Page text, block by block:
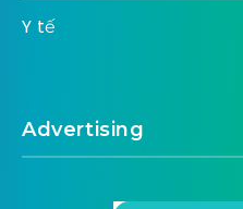
Y tế
Advertising